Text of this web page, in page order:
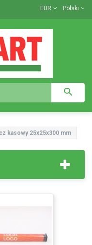
Polski
EUR
kasowy 25х25x300 mm